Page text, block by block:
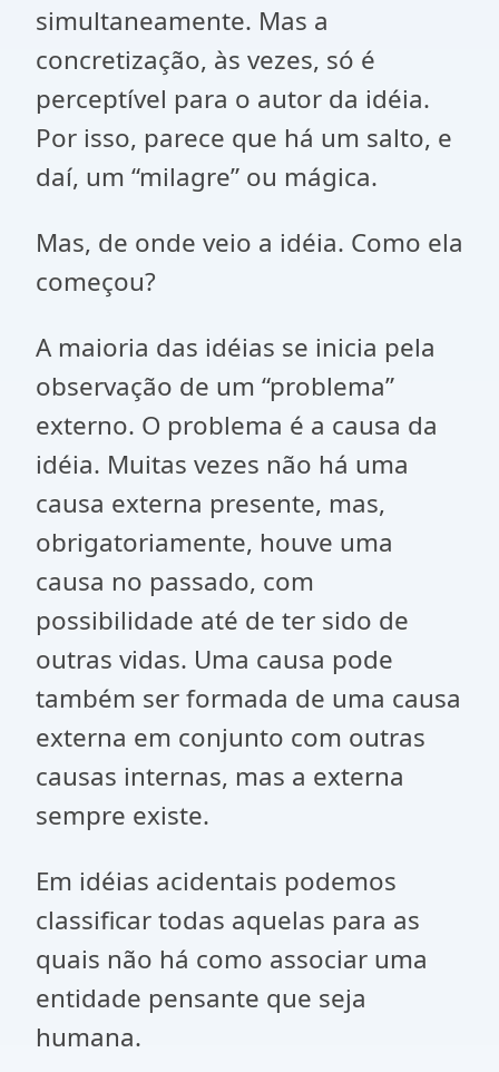
simultaneamente. Mas a
concretização, às vezes, só é
perceptível para o autor da idéia.
Por isso, parece que há um salto, e
daí, um “milagre” ou mágica.
Mas, de onde veio a idéia. Como ela
começou?
A maioria das idéias se inicia pela
observação de um “problema”
externo. O problema é a causa da
idéia. Muitas vezes não há uma
causa externa presente, mas,
obrigatoriamente, houve uma
causa no passado, com
possibilidade até de ter sido de
outras vidas. Uma causa pode
também ser formada de uma causa
externa em conjunto com outras
causas internas, mas a externa
sempre existe.
Em idéias acidentais podemos
classificar todas aquelas para as
quais não há como associar uma
entidade pensante que seja
humana.